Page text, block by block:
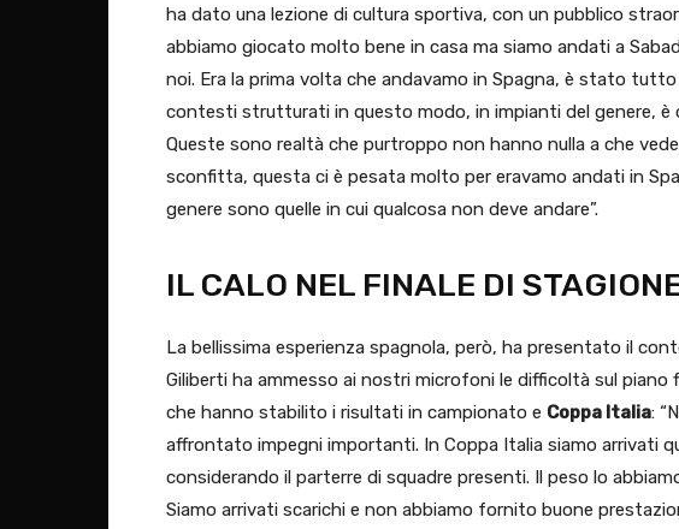
ha dato una lezione di cultura sportiva, con un pubblico
abbiamo giocato molto bene in casa ma siamo andati a
noi. Era la prima volta che andavamo in Spagna, è stato
contesti strutturati in questo modo, in impianti del genere, è
Queste sono realtà che purtroppo non hanno nulla a che
sconfitta, questa ci è pesata molto per eravamo andati in
genere sono quelle in cui qualcosa non deve andare”.
IL CALO NEL FINALE DI
La bellissima esperienza spagnola, però, ha presentato il
Giliberti ha ammesso ai nostri microfoni le difficoltà sul
che hanno stabilito i risultati in campionato e Coppa Italia:
affrontato impegni importanti. In Coppa Italia siamo arrivati
considerando il parterre di squadre presenti. Il peso lo
Siamo arrivati scarichi e non abbiamo fornito buone